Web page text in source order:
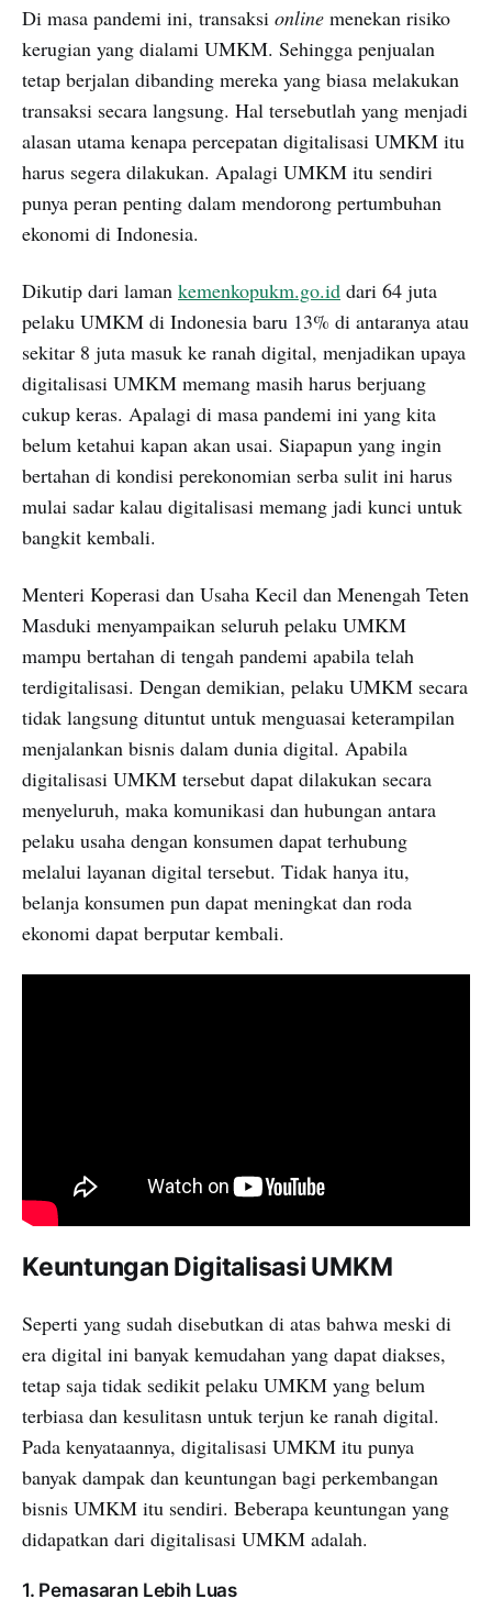
Di masa pandemi ini, transaksi online menekan risiko
kerugian yang dialami UMKM. Sehingga penjualan
tetap berjalan dibanding mereka yang biasa melakukan
transaksi secara langsung. Hal tersebutlah yang menjadi
alasan utama kenapa percepatan digitalisasi UMKM itu
harus segera dilakukan. Apalagi UMKM itu sendiri
punya peran penting dalam mendorong pertumbuhan
ekonomi di Indonesia.
Dikutip dari laman kemenkopukm.go.id dari 64 juta
pelaku UMKM di Indonesia baru 13% di antaranya atau
sekitar 8 juta masuk ke ranah digital, menjadikan upaya
digitalisasi UMKM memang masih harus berjuang
cukup keras. Apalagi di masa pandemi ini yang kita
belum ketahui kapan akan usai. Siapapun yang ingin
bertahan di kondisi perekonomian serba sulit ini harus
mulai sadar kalau digitalisasi memang jadi kunci untuk
bangkit kembali.
Menteri Koperasi dan Usaha Kecil dan Menengah Teten
Masduki menyampaikan seluruh pelaku UMKM
mampu bertahan di tengah pandemi apabila telah
terdigitalisasi. Dengan demikian, pelaku UMKM secara
tidak langsung dituntut untuk menguasai keterampilan
menjalankan bisnis dalam dunia digital. Apabila
digitalisasi UMKM tersebut dapat dilakukan secara
menyeluruh, maka komunikasi dan hubungan antara
pelaku usaha dengan konsumen dapat terhubung
melalui layanan digital tersebut. Tidak hanya itu,
belanja konsumen pun dapat meningkat dan roda
ekonomi dapat berputar kembali.
Keuntungan Digitalisasi UMKM
Seperti yang sudah disebutkan di atas bahwa meski di
era digital ini banyak kemudahan yang dapat diakses,
tetap saja tidak sedikit pelaku UMKM yang belum
terbiasa dan kesulitasn untuk terjun ke ranah digital.
Pada kenyataannya, digitalisasi UMKM itu punya
banyak dampak dan keuntungan bagi perkembangan
bisnis UMKM itu sendiri. Beberapa keuntungan yang
didapatkan dari digitalisasi UMKM adalah.
1. Pemasaran Lebih Luas